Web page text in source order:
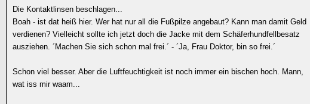
Die Kontaktlinsen beschlagen...
Boah - ist dat heiß hier. Wer hat nur all die Fußpilze angebaut? Kann man damit Geld
verdienen? Vielleicht sollte ich jetzt doch die Jacke mit dem Schäferhundfellbesatz
ausziehen. ´Machen Sie sich schon mal frei.´ - ´Ja, Frau Doktor, bin so frei.´
Schon viel besser. Aber die Luftfeuchtigkeit ist noch immer ein bischen hoch. Mann,
wat iss mir waam...